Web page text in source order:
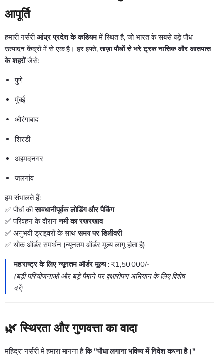
आपूर्ति
हमारी नर्सरीआंध्र प्रदेश के कडियममें स्थित है, जो भारत के सबसे बड़े पौध
उत्पादन केंद्रों में से एक है। हर हफ्ते,ताज़ा पौधों से भरे ट्रक नासिक और आसपास
के शहरोंजैसे:
पुणे
मुंबई
औरंगाबाद
शिरडी
अहमदनगर
जलगांव
हम संभालते हैं:
✅ पौधों कीसावधानीपूर्वक लोडिंग और पैकिंग
✅ परिवहन के दौराननमी का रखरखाव
✅ अनुभवी ड्राइवरों के साथसमय पर डिलीवरी
✅ थोक ऑर्डर समर्थन (न्यूनतम ऑर्डर मूल्य लागू होता है)
महाराष्ट्र के लिए न्यूनतम ऑर्डर मूल्य: ₹1,50,000/-
(बड़ी परियोजनाओं और बड़े पैमाने पर वृक्षारोपण अभियान के लिए विशेष
दरें)
🌿 स्थिरता और गुणवत्ता का वादा
महिंद्रा नर्सरी में हमारा मानना ​​हैकि "पौधा लगाना भविष्य में निवेश करना है।"